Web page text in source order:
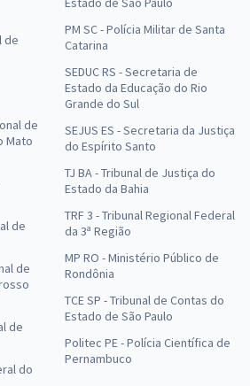
R$ 367,92
à vista
R$ 91,98 (-20%)
Comprar
de Educação Básica - Ciências Naturais
(Pré-edital)
12x de
R$13,33
R$ 39,98 (-20%)
Comprar
de
de
Mato
de
de
de
do
PM SC - Polícia Militar de Santa
Catarina
SEDUC RS - Secretaria de
Estado da Educação do Rio
Grande do Sul
SEJUS ES - Secretaria da Justiça
do Espírito Santo
TJ BA - Tribunal de Justiça do
Estado da Bahia
TRF 3 - Tribunal Regional Federal
da 3ª Região
MP RO - Ministério Público de
Rondônia
TCE SP - Tribunal de Contas do
Estado de São Paulo
Politec PE - Polícia Científica de
Pernambuco